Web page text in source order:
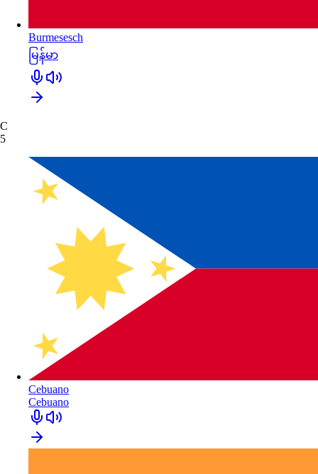
Burmesesch
မြန်မာ
C
5
Cebuano
Cebuano